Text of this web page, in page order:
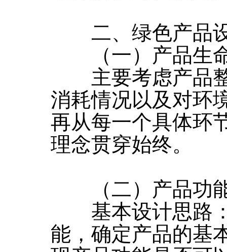
二、绿色产品
（一）产品生
主要考虑产品整
消耗情况以及对环
再从每一个具体环
理念贯穿始终。
（二）产品功
基本设计思路：
能，确定产品的基